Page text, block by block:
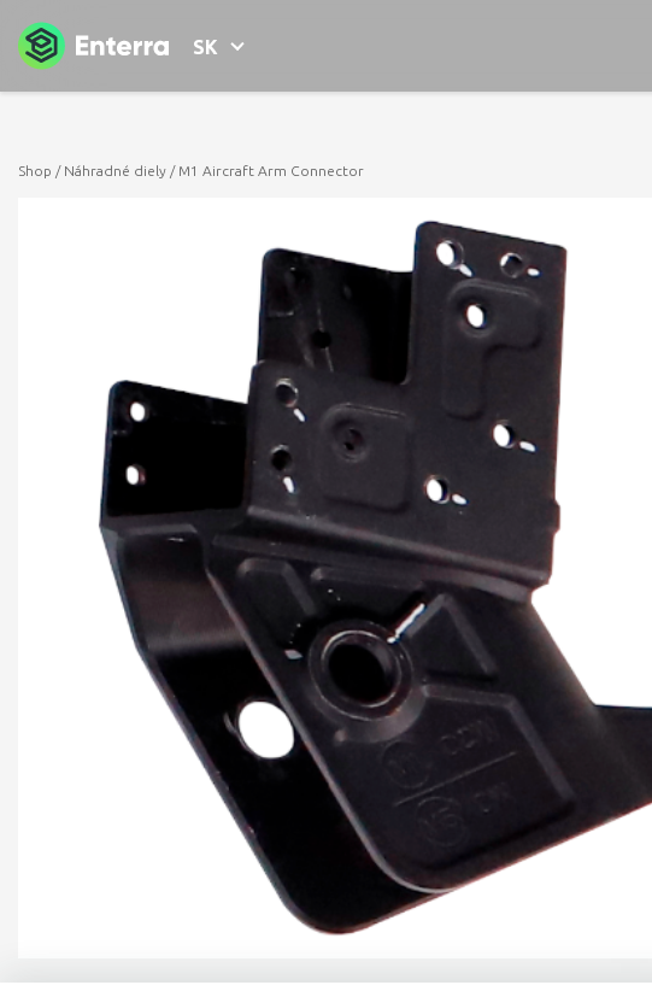
SK
Shop / Náhradné diely / M1 Aircraft Arm Connector